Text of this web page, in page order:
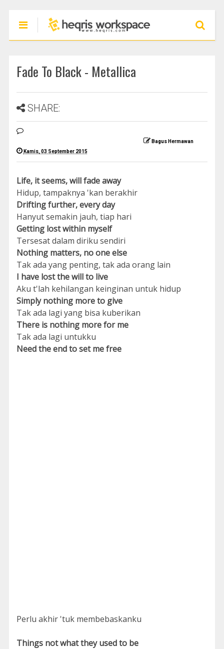
Fade To Black - Metallica
SHARE:
Bagus Hermawan
Kamis, 03 September 2015
Life, it seems, will fade away
Hidup, tampaknya 'kan berakhir
Drifting further, every day
Hanyut semakin jauh, tiap hari
Getting lost within myself
Tersesat dalam diriku sendiri
Nothing matters, no one else
Tak ada yang penting, tak ada orang lain
I have lost the will to live
Aku t'lah kehilangan keinginan untuk hidup
Simply nothing more to give
Tak ada lagi yang bisa kuberikan
There is nothing more for me
Tak ada lagi untukku
Need the end to set me free
Perlu akhir 'tuk membebaskanku
Things not what they used to be